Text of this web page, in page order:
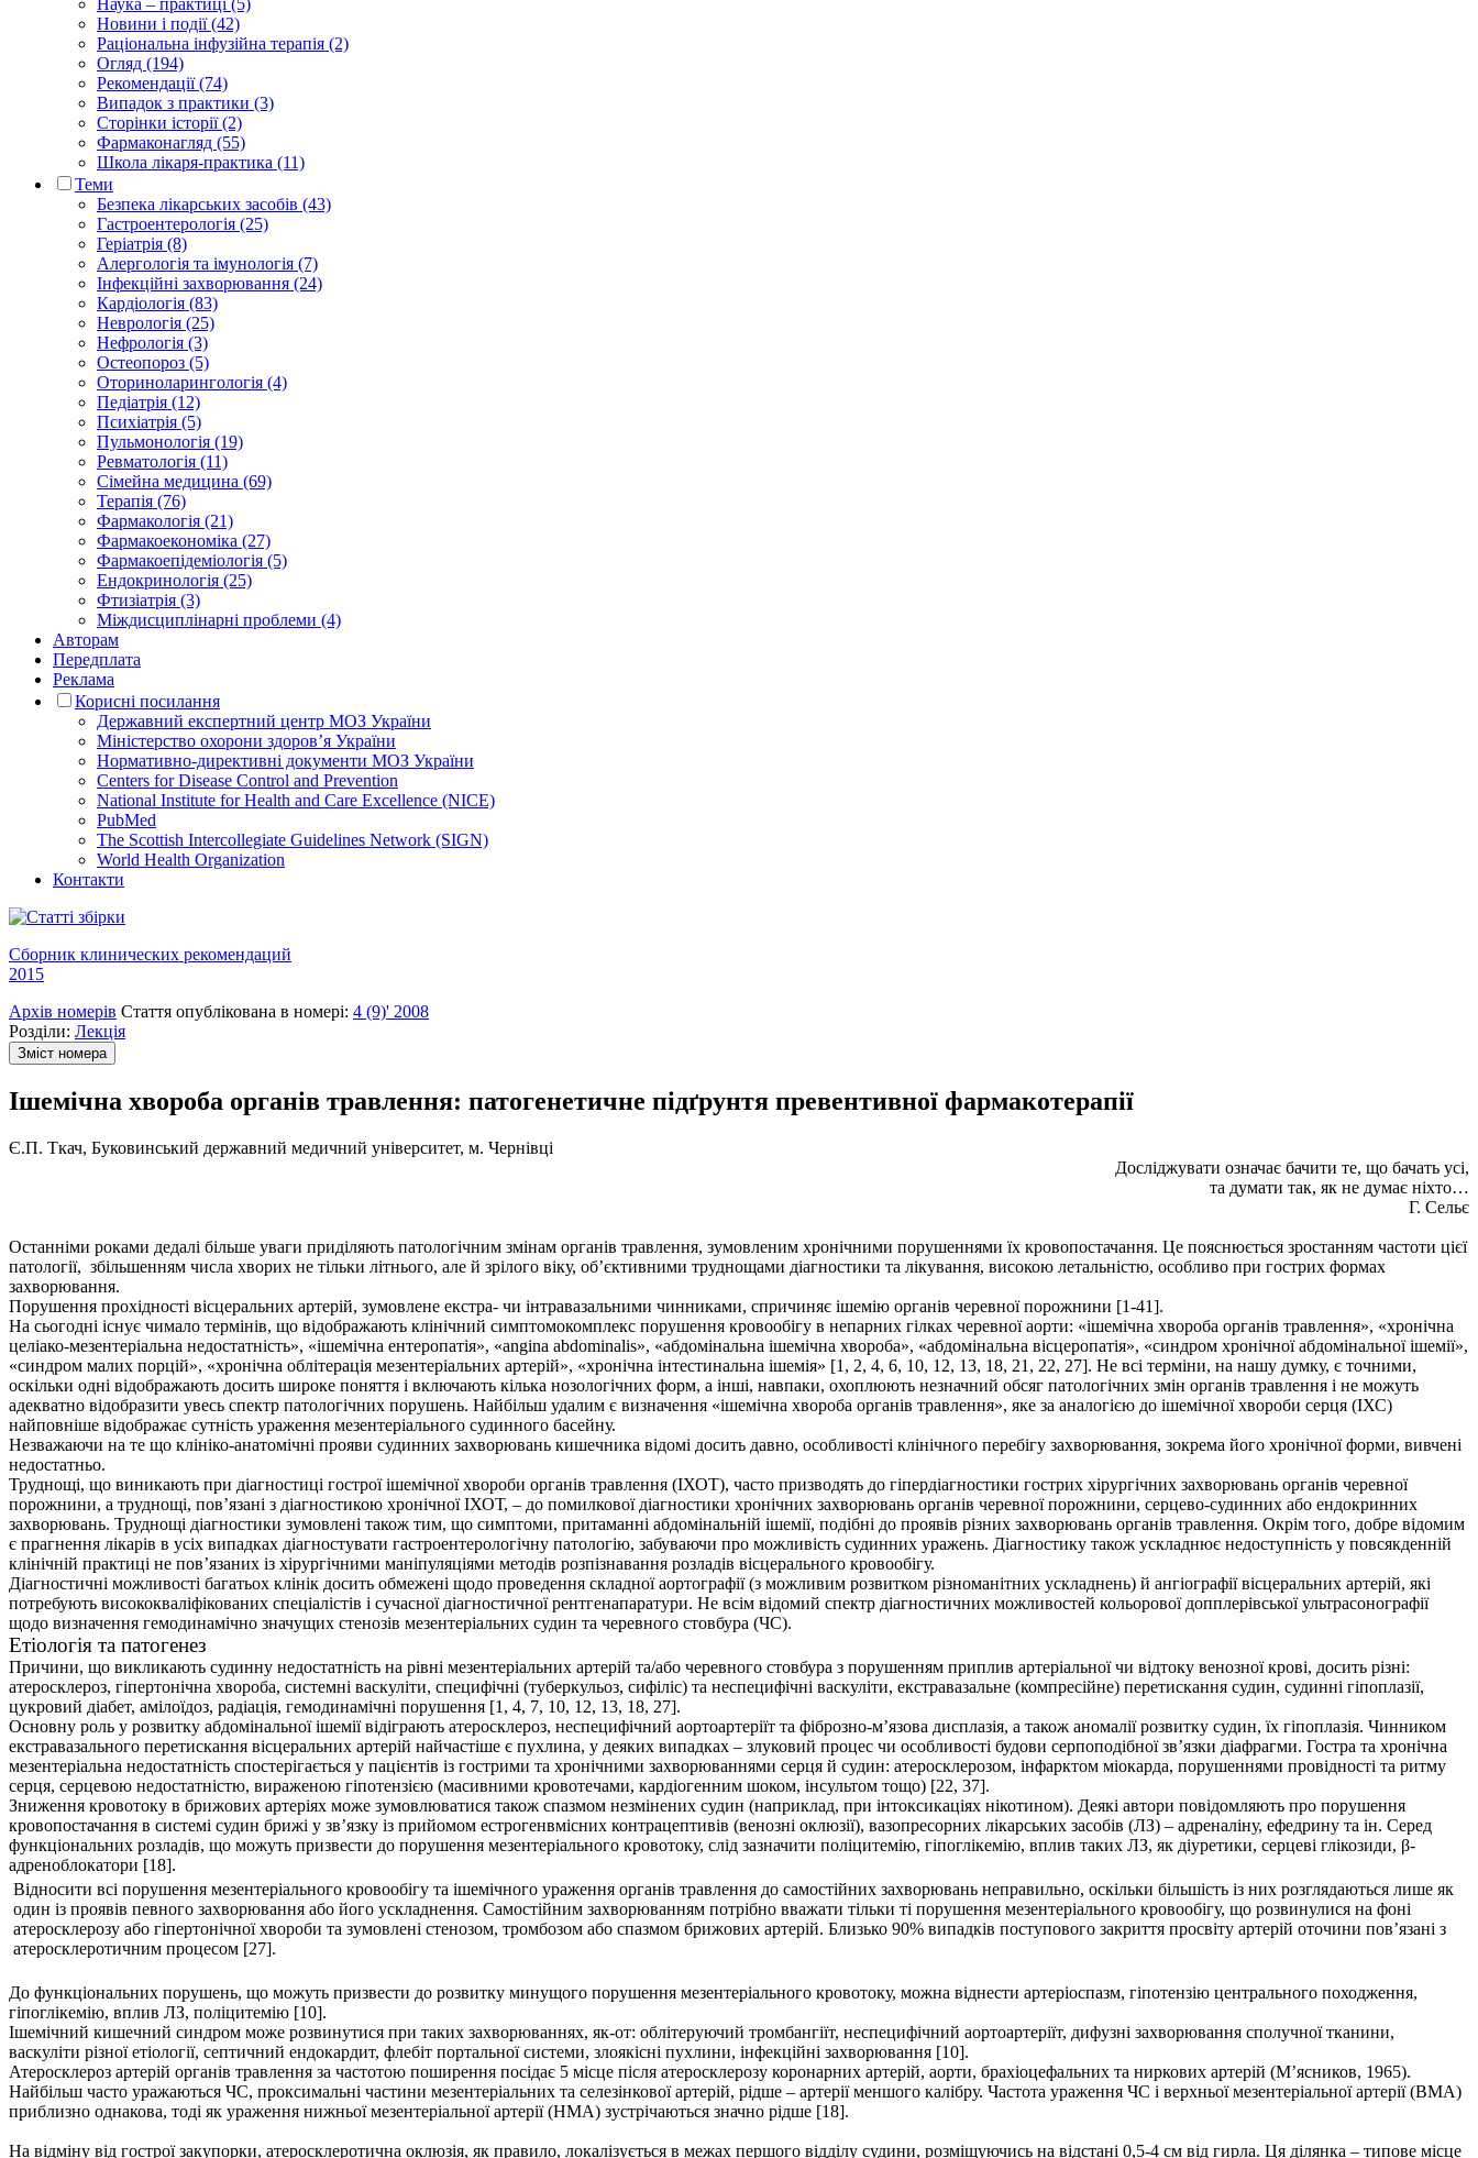
Наука – практиці (5)
Новини і події (42)
Раціональна інфузійна терапія (2)
Огляд (194)
Рекомендації (74)
Випадок з практики (3)
Сторінки історії (2)
Фармаконагляд (55)
Школа лікаря-практика (11)
Теми
Безпека лікарських засобів (43)
Гастроентерологія (25)
Геріатрія (8)
Алергологія та імунологія (7)
Інфекційні захворювання (24)
Кардіологія (83)
Неврологія (25)
Нефрологія (3)
Остеопороз (5)
Оториноларингологія (4)
Педіатрія (12)
Психіатрія (5)
Пульмонологія (19)
Ревматологія (11)
Сімейна медицина (69)
Терапія (76)
Фармакологія (21)
Фармакоекономіка (27)
Фармакоепідеміологія (5)
Ендокринологія (25)
Фтизіатрія (3)
Міждисциплінарні проблеми (4)
Авторам
Передплата
Реклама
Корисні посилання
Державний експертний центр МОЗ України
Міністерство охорони здоров’я України
Нормативно-директивні документи МОЗ України
Centers for Disease Control and Prevention
National Institute for Health and Care Excellence (NICE)
PubMed
The Scottish Intercollegiate Guidelines Network (SIGN)
World Health Organization
Контакти
Сборник клинических рекомендаций
2015
Архів номерів Стаття опублікована в номері: 4 (9)' 2008
Розділи: Лекція
Зміст номера
Ішемічна хвороба органів травлення: патогенетичне підґрунтя превентивної фармакотерапії
Є.П. Ткач, Буковинський державний медичний університет, м. Чернівці
Досліджувати означає бачити те, що бачать усі,
та думати так, як не думає ніхто…
Г. Сельє
Останніми роками дедалі більше уваги приділяють патологічним змінам органів травлення, зумовленим хронічними порушеннями їх кровопостачання. Це пояснюється зростанням частоти цієї
патології, збільшенням числа хворих не тільки літнього, але й зрілого віку, об’єктивними труднощами діагностики та лікування, високою летальністю, особливо при гострих формах
захворювання.
Порушення прохідності вісцеральних артерій, зумовлене екстра- чи інтравазальними чинниками, спричиняє ішемію органів черевної порожнини [1-41].
На сьогодні існує чимало термінів, що відображають клінічний симптомокомплекс порушення кровообігу в непарних гілках черевної аорти: «ішемічна хвороба органів травлення», «хронічна
целіако-мезентеріальна недостатність», «ішемічна ентеропатія», «angina abdominalis», «абдомінальна ішемічна хвороба», «абдомінальна вісцеропатія», «синдром хронічної абдомінальної ішемії»,
«синдром малих порцій», «хронічна облітерація мезентеріальних артерій», «хронічна інтестинальна ішемія» [1, 2, 4, 6, 10, 12, 13, 18, 21, 22, 27]. Не всі терміни, на нашу думку, є точними,
оскільки одні відображають досить широке поняття і включають кілька нозологічних форм, а інші, навпаки, охоплюють незначний обсяг патологічних змін органів травлення і не можуть
адекватно відобразити увесь спектр патологічних порушень. Найбільш удалим є визначення «ішемічна хвороба органів травлення», яке за аналогією до ішемічної хвороби серця (ІХС)
найповніше відображає сутність ураження мезентеріального судинного басейну.
Незважаючи на те що клініко-анатомічні прояви судинних захворювань кишечника відомі досить давно, особливості клінічного перебігу захворювання, зокрема його хронічної форми, вивчені
недостатньо.
Труднощі, що виникають при діагностиці гострої ішемічної хвороби органів травлення (ІХОТ), часто призводять до гіпердіагностики гострих хірургічних захворювань органів черевної
порожнини, а труднощі, пов’язані з діагностикою хронічної ІХОТ, – до помилкової діагностики хронічних захворювань органів черевної порожнини, серцево-судинних або ендокринних
захворювань. Труднощі діагностики зумовлені також тим, що симптоми, притаманні абдомінальній ішемії, подібні до проявів різних захворювань органів травлення. Окрім того, добре відомим
є прагнення лікарів в усіх випадках діагностувати гастроентерологічну патологію, забуваючи про можливість судинних уражень. Діагностику також ускладнює недоступність у повсякденній
клінічній практиці не пов’язаних із хірургічними маніпуляціями методів розпізнавання розладів вісцерального кровообігу.
Діагностичні можливості багатьох клінік досить обмежені щодо проведення складної аортографії (з можливим розвитком різноманітних ускладнень) й ангіографії вісцеральних артерій, які
потребують висококваліфікованих спеціалістів і сучасної діагностичної рентгенапаратури. Не всім відомий спектр діагностичних можливостей кольорової допплерівської ультрасонографії
щодо визначення гемодинамічно значущих стенозів мезентеріальних судин та черевного стовбура (ЧС).
Етіологія та патогенез
Причини, що викликають судинну недостатність на рівні мезентеріальних артерій та/або черевного стовбура з порушенням приплив артеріальної чи відтоку венозної крові, досить різні:
атеросклероз, гіпертонічна хвороба, системні васкуліти, специфічні (туберкульоз, сифіліс) та неспецифічні васкуліти, екстравазальне (компресійне) перетискання судин, судинні гіпоплазії,
цукровий діабет, амілоїдоз, радіація, гемодинамічні порушення [1, 4, 7, 10, 12, 13, 18, 27].
Основну роль у розвитку абдомінальної ішемії відіграють атеросклероз, неспецифічний аортоартеріїт та фіброзно-м’язова дисплазія, а також аномалії розвитку судин, їх гіпоплазія. Чинником
екстравазального перетискання вісцеральних артерій найчастіше є пухлина, у деяких випадках – злуковий процес чи особливості будови серпоподібної зв’язки діафрагми. Гостра та хронічна
мезентеріальна недостатність спостерігається у пацієнтів із гострими та хронічними захворюваннями серця й судин: атеросклерозом, інфарктом міокарда, порушеннями провідності та ритму
серця, серцевою недостатністю, вираженою гіпотензією (масивними кровотечами, кардіогенним шоком, інсультом тощо) [22, 37].
Зниження кровотоку в брижових артеріях може зумовлюватися також спазмом незмінених судин (наприклад, при інтоксикаціях нікотином). Деякі автори повідомляють про порушення
кровопостачання в системі судин брижі у зв’язку із прийомом естрогенвмісних контрацептивів (венозні оклюзії), вазопресорних лікарських засобів (ЛЗ) – адреналіну, ефедрину та ін. Серед
функціональних розладів, що можуть призвести до порушення мезентеріального кровотоку, слід зазначити поліцитемію, гіпоглікемію, вплив таких ЛЗ, як діуретики, серцеві глікозиди, β-
адреноблокатори [18].
Відносити всі порушення мезентеріального кровообігу та ішемічного ураження органів травлення до самостійних захворювань неправильно, оскільки більшість із них розглядаються лише як
один із проявів певного захворювання або його ускладнення. Самостійним захворюванням потрібно вважати тільки ті порушення мезентеріального кровообігу, що розвинулися на фоні
атеросклерозу або гіпертонічної хвороби та зумовлені стенозом, тромбозом або спазмом брижових артерій. Близько 90% випадків поступового закриття просвіту артерій оточини пов’язані з
атеросклеротичним процесом [27].
До функціональних порушень, що можуть призвести до розвитку минущого порушення мезентеріального кровотоку, можна віднести артеріоспазм, гіпотензію центрального походження,
гіпоглікемію, вплив ЛЗ, поліцитемію [10].
Ішемічний кишечний синдром може розвинутися при таких захворюваннях, як-от: облітеруючий тромбангіїт, неспецифічний аортоартеріїт, дифузні захворювання сполучної тканини,
васкуліти різної етіології, септичний ендокардит, флебіт портальної системи, злоякісні пухлини, інфекційні захворювання [10].
Атеросклероз артерій органів травлення за частотою поширення посідає 5 місце після атеросклерозу коронарних артерій, аорти, брахіоцефальних та ниркових артерій (М’ясников, 1965).
Найбільш часто уражаються ЧС, проксимальні частини мезентеріальних та селезінкової артерій, рідше – артерії меншого калібру. Частота ураження ЧС і верхньої мезентеріальної артерії (ВМА)
приблизно однакова, тоді як ураження нижньої мезентеріальної артерії (НМА) зустрічаються значно рідше [18].
На відміну від гострої закупорки, атеросклеротична оклюзія, як правило, локалізується в межах першого відділу судини, розміщуючись на відстані 0,5-4 см від гирла. Ця ділянка – типове місце